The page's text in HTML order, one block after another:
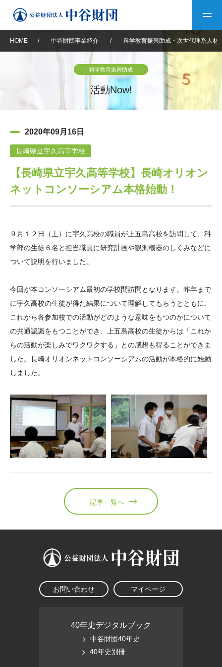
中谷財団について
設立趣意書
沿革 40年史デジタルブック
中谷財団40年史
役員・評議員 公開情報
年報一覧
中谷財団事業紹介
神戸賞 長期大型研究助成
大学院生奨学金
国際学生交流プログラ
ム
次世代理系人材育成プ
ログラム助成
中谷財団動画紹介
その他情報
アクセス よくあるご質問
日本語 English
HOME / 中谷財団事業紹介 / 科学教育振興助成・次世代理系人材
科学教育振興助成
活動Now!
2020年09月16日
長崎県立宇久高等学校
【長崎県立宇久高等学校】長崎オリオン
ネットコンソーシアム本格始動！
９月１２日（土）に宇久高校の職員が上五島高校を訪問して、科
学部の生徒６名と担当職員に研究計画や観測機器のしくみなどに
ついて説明を行いました。
今回が本コンソーシアム最初の学校間訪問となります。昨年まで
に宇久高校の生徒が得た結果について理解してもらうとともに、
これから各参加校での活動がどのような意味をもつのかについて
の共通認識をもつことができ、上五島高校の生徒からは「これか
らの活動が楽しみでワクワクする」との感想も得ることができま
した。長崎オリオンネットコンソーシアムの活動が本格的に始動
しました。
記事一覧へ
お問い合わせ マイページ
40年史デジタルブック
中谷財団40年史
40年史別冊